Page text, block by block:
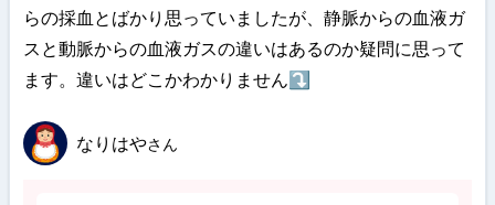
らの採血とばかり思っていましたが、静脈からの血液ガ
スと動脈からの血液ガスの違いはあるのか疑問に思って
ます。違いはどこかわかりません⤵
なりはやさん